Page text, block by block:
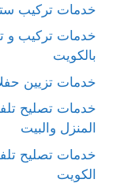
خدمات تركيب
خدمات تركيب و
بالكويت
خدمات تزيين
خدمات تصليح
المنزل والبيت
خدمات تصليح
الكويت